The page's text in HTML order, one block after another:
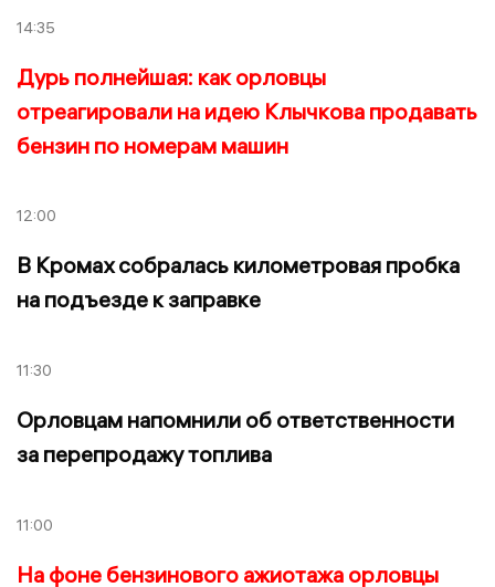
14:35
Дурь полнейшая: как орловцы
отреагировали на идею Клычкова продавать
бензин по номерам машин
12:00
В Кромах собралась километровая пробка
на подъезде к заправке
11:30
Орловцам напомнили об ответственности
за перепродажу топлива
11:00
На фоне бензинового ажиотажа орловцы